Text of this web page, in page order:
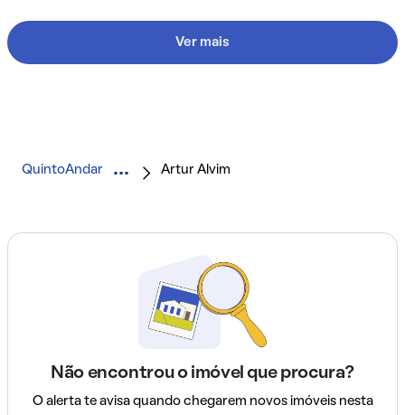
Ver mais
QuintoAndar Artur Alvim
Não encontrou o imóvel que procura?
O alerta te avisa quando chegarem novos imóveis nesta